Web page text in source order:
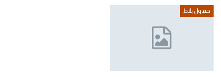
مقاول بلاط